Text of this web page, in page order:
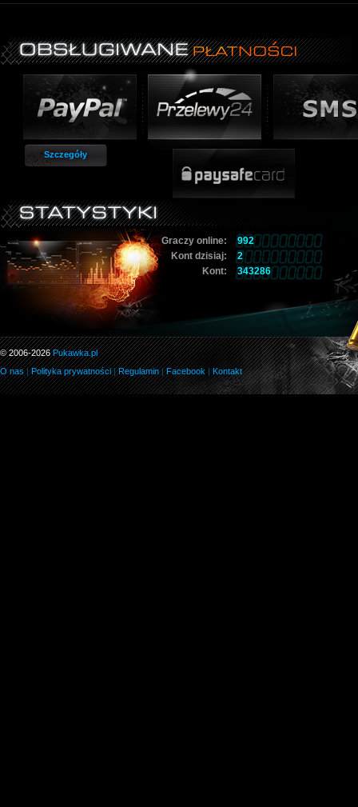
Szczegóły
Graczy online:
992
Kont dzisiaj:
2
Kont:
343286
© 2006-2026Pukawka.pl
O nas|Polityka prywatności|Regulamin|Facebook Kontakt